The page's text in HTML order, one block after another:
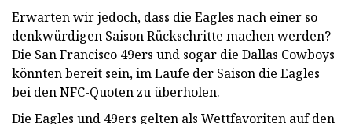
Erwarten wir jedoch, dass die Eagles nach einer so
denkwürdigen Saison Rückschritte machen werden?
Die San Francisco 49ers und sogar die Dallas Cowboys
könnten bereit sein, im Laufe der Saison die Eagles
bei den NFC-Quoten zu überholen.
Die Eagles und 49ers gelten als Wettfavoriten auf den